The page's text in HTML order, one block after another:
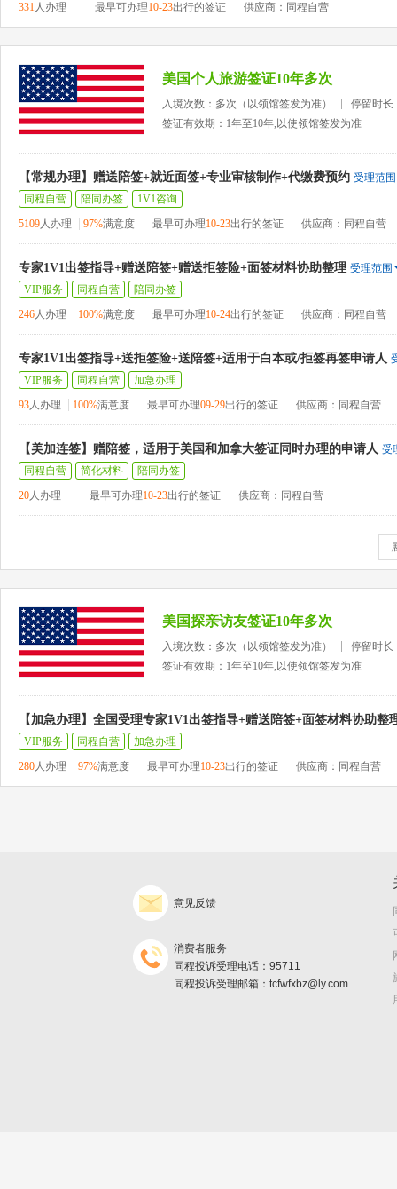
331人办理 最早可办理10-23出行的签证 供应商：同程自营
美国个人旅游签证10年多次
入境次数：多次（以领馆签发为准）
停留时长
签证有效期：1年至10年,以使领馆签发为准
【常规办理】赠送陪签+就近面签+专业审核制作+代缴费预约 受理范围
同程自营
陪同办签
1V1咨询
5109人办理 97%满意度 最早可办理10-23出行的签证 供应商：同程自营
专家1V1出签指导+赠送陪签+赠送拒签险+面签材料协助整理 受理范围
VIP服务
同程自营
陪同办签
246人办理 100%满意度 最早可办理10-24出行的签证 供应商：同程自营
专家1V1出签指导+送拒签险+送陪签+适用于白本或/拒签再签申请人
VIP服务
同程自营
加急办理
93人办理 100%满意度 最早可办理09-29出行的签证 供应商：同程自营
【美加连签】赠陪签，适用于美国和加拿大签证同时办理的申请人 受
同程自营
简化材料
陪同办签
20人办理 最早可办理10-23出行的签证 供应商：同程自营
美国探亲访友签证10年多次
入境次数：多次（以领馆签发为准）
停留时长
签证有效期：1年至10年,以使领馆签发为准
【加急办理】全国受理专家1V1出签指导+赠送陪签+面签材料协助整
VIP服务 同程自营
加急办理
280人办理 97%满意度 最早可办理10-23出行的签证 供应商：同程自营
意见反馈
消费者服务
同程投诉受理电话：95711
同程投诉受理邮箱：tcfwfxbz@ly.com